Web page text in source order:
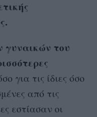
γυναικών του
για τις ίδιες όσο
από τις
εστίασαν οι